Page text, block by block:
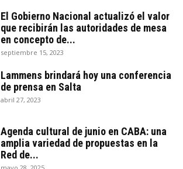
El Gobierno Nacional actualizó el valor
que recibirán las autoridades de mesa
en concepto de...
septiembre 15, 2023
Lammens brindará hoy una conferencia
de prensa en Salta
abril 27, 2023
Agenda cultural de junio en CABA: una
amplia variedad de propuestas en la
Red de...
mayo 28, 2025